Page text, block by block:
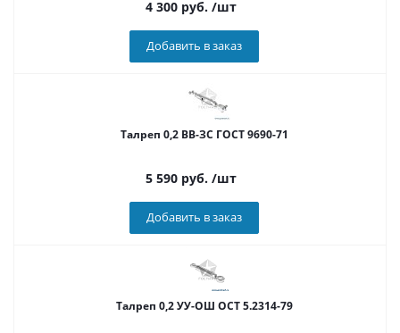
4 300 руб. /шт
Добавить в заказ
Талреп 0,2 ВВ-ЗС ГОСТ 9690-71
5 590 руб. /шт
Добавить в заказ
Талреп 0,2 УУ-ОШ ОСТ 5.2314-79